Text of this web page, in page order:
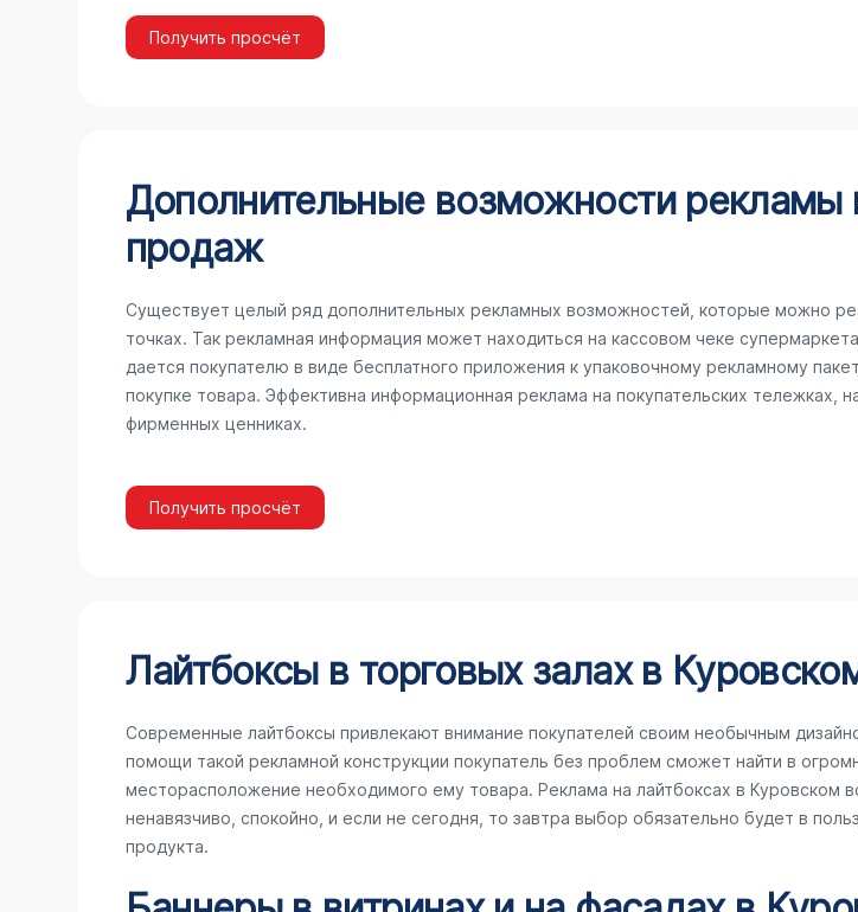
Получить просчёт
Дополнительные возможности рекламы
продаж
Существует целый ряд дополнительных рекламных возможностей, которые можно
точках. Так рекламная информация может находиться на кассовом чеке
дается покупателю в виде бесплатного приложения к упаковочному рекламному
покупке товара. Эффективна информационная реклама на покупательских тележках,
фирменных ценниках.
Получить просчёт
Лайтбоксы в торговых залах в
Современные лайтбоксы привлекают внимание покупателей своим необычным
помощи такой рекламной конструкции покупатель без проблем сможет найти в
месторасположение необходимого ему товара. Реклама на лайтбоксах в Куровском
ненавязчиво, спокойно, и если не сегодня, то завтра выбор обязательно будет в
продукта.